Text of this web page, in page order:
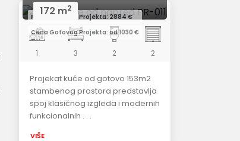
Redovna Cena Projekta: 2884 €
Cena Gotovog Projekta: od 1030 €
172 m2
1 3 2 2
Projekat kuće od gotovo 153m2
stambenog prostora predstavlja
spoj klasičnog izgleda i modernih
funkcionalnih . . .
VIŠE